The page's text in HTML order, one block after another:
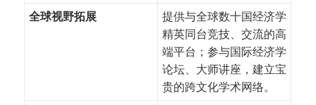
全球视野拓展
提供与全球数十国经济学
精英同台竞技、交流的高
端平台；参与国际经济学
论坛、大师讲座，建立宝
贵的跨文化学术网络。